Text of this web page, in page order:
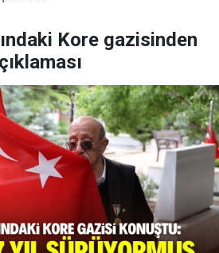
Kore gazisinden